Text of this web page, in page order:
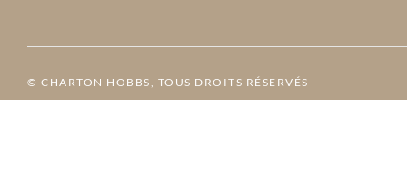
© CHARTON HOBBS, TOUS DROITS RÉSERVÉS